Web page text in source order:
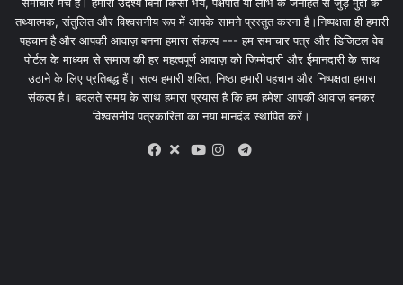
तथ्यात्मक, संतुलित और विश्वसनीय रूप में आपके सामने प्रस्तुत करना है।निष्पक्षता ही हमारी
पहचान है और आपकी आवाज़ बनना हमारा संकल्प --- हम समाचार पत्र और डिजिटल वेब
पोर्टल के माध्यम से समाज की हर महत्वपूर्ण आवाज़ को जिम्मेदारी और ईमानदारी के साथ
उठाने के लिए प्रतिबद्ध हैं। सत्य हमारी शक्ति, निष्ठा हमारी पहचान और निष्पक्षता हमारा
संकल्प है। बदलते समय के साथ हमारा प्रयास है कि हम हमेशा आपकी आवाज़ बनकर
विश्वसनीय पत्रकारिता का नया मानदंड स्थापित करें।
X
Telegram